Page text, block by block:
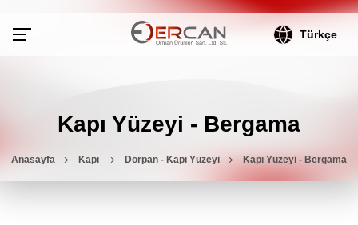
Türkçe
Kapı Yüzeyi - Bergama
Anasayfa Kapı Dorpan - Kapı Yüzeyi Kapı Yüzeyi - Bergama